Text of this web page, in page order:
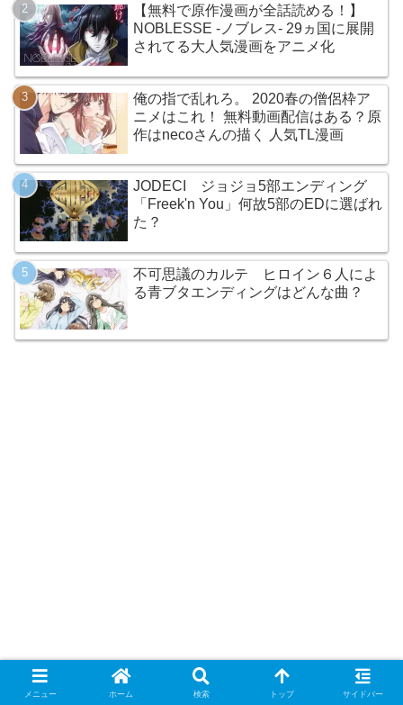
【無料で原作漫画が全話読める！】
NOBLESSE -ノブレス- 29ヵ国に展開
されてる大人気漫画をアニメ化
俺の指で乱れろ。 2020春の僧侶枠ア
ニメはこれ！ 無料動画配信はある？原
作はnecoさんの描く 人気TL漫画
JODECI ジョジョ5部エンディング
「Freek'n You」何故5部のEDに選ばれ
た？
不可思議のカルテ ヒロイン６人によ
る青ブタエンディングはどんな曲？
メニュー ホーム 検索 トップ サイドバー